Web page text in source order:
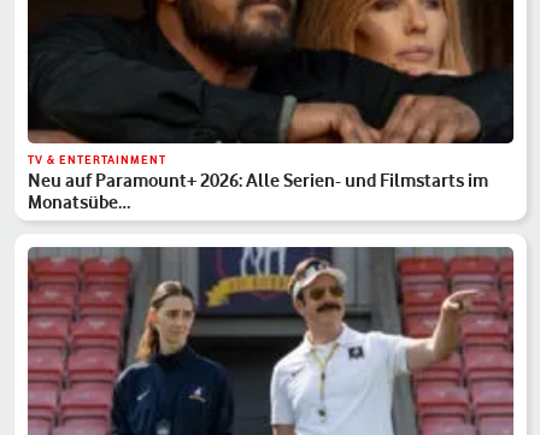
TV & ENTERTAINMENT
Neu auf Paramount+ 2026: Alle Serien- und Filmstarts im
Monatsübe…